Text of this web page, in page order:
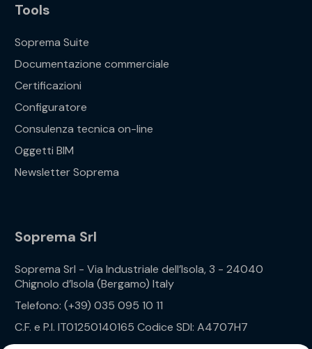
Tools
Soprema Suite
Documentazione commerciale
Certificazioni
Configuratore
Consulenza tecnica on-line
Oggetti BIM
Newsletter Soprema
Soprema Srl
Soprema Srl - Via Industriale dell’Isola, 3 - 24040
Chignolo d’Isola (Bergamo) Italy
Telefono: (+39) 035 095 10 11
C.F. e P.I. IT01250140165 Codice SDI: A4707H7